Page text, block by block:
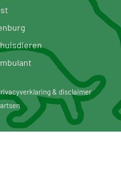
& disclaimer